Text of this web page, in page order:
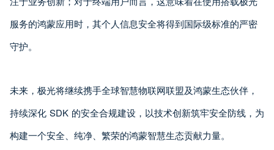
服务的鸿蒙应用时，其个人信息安全将得到国际级标准的严密
守护。
未来，极光将继续携手全球智慧物联网联盟及鸿蒙生态伙伴，
持续深化 SDK 的安全合规建设，以技术创新筑牢安全防线，为
构建一个安全、纯净、繁荣的鸿蒙智慧生态贡献力量。